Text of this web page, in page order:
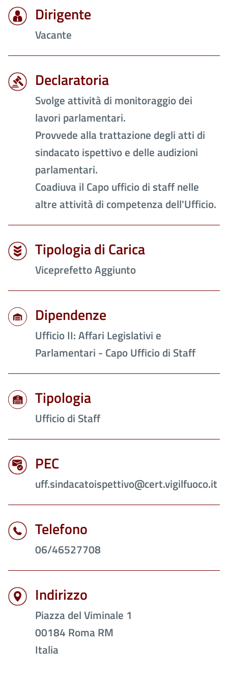
Dirigente
Vacante
Declaratoria
Svolge attività di monitoraggio dei
lavori parlamentari.
Provvede alla trattazione degli atti di
sindacato ispettivo e delle audizioni
parlamentari.
Coadiuva il Capo ufficio di staff nelle
altre attività di competenza dell'Ufficio.
Tipologia di Carica
Viceprefetto Aggiunto
Dipendenze
Ufficio II: Affari Legislativi e
Parlamentari - Capo Ufficio di Staff
Tipologia
Ufficio di Staff
PEC
uff.sindacatoispettivo@cert.vigilfuoco.it
Telefono
06/46527708
Indirizzo
Piazza del Viminale 1
00184 Roma RM
Italia